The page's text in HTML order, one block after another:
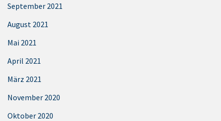
September 2021
August 2021
Mai 2021
April 2021
März 2021
November 2020
Oktober 2020